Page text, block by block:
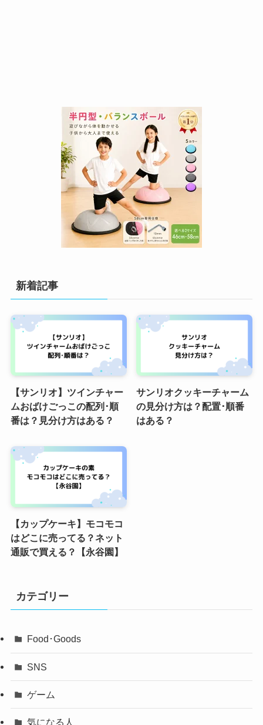
新着記事
【サンリオ】ツインチャー
ムおばけごっこの配列･順
番は？見分け方はある？
サンリオクッキーチャーム
の見分け方は？配置･順番
はある？
【カップケーキ】モコモコ
はどこに売ってる？ネット
通販で買える？【永谷園】
カテゴリー
Food･Goods
SNS
ゲーム
気になる人